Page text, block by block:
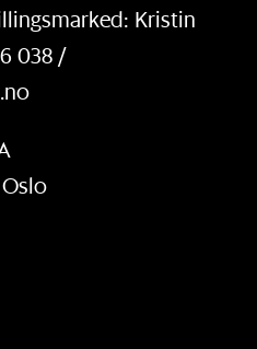
Kristin
038 /
Oslo